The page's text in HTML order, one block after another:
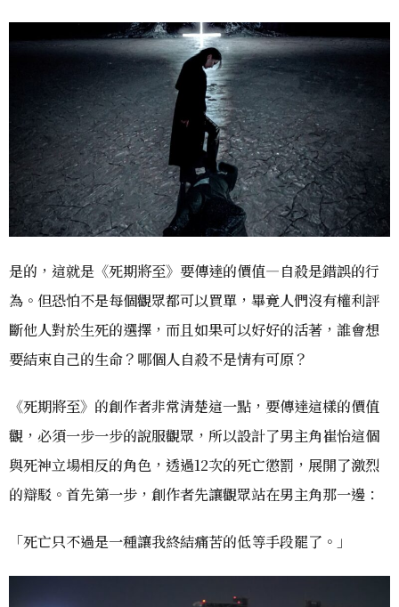
是的，這就是《死期將至》要傳達的價值—自殺是錯誤的行
為。但恐怕不是每個觀眾都可以買單，畢竟人們沒有權利評
斷他人對於生死的選擇，而且如果可以好好的活著，誰會想
要結束自己的生命？哪個人自殺不是情有可原？
《死期將至》的創作者非常清楚這一點，要傳達這樣的價值
觀，必須一步一步的說服觀眾，所以設計了男主角崔怡這個
與死神立場相反的角色，透過12次的死亡懲罰，展開了激烈
的辯駁。首先第一步，創作者先讓觀眾站在男主角那一邊：
「死亡只不過是一種讓我終結痛苦的低等手段罷了。」